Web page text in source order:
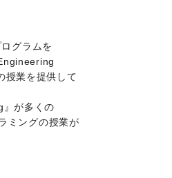
グラムを
授業を提供して
』が多くの
ミングの授業が